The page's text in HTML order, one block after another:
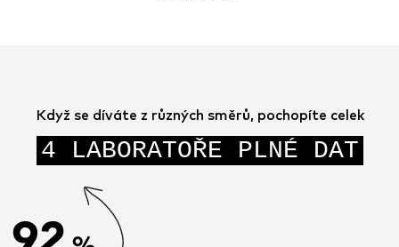
Když se díváte z různých směrů, pochopíte celek
4 LABORATOŘE PLNÉ DAT